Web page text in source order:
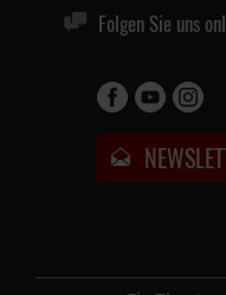
Folgen Sie uns